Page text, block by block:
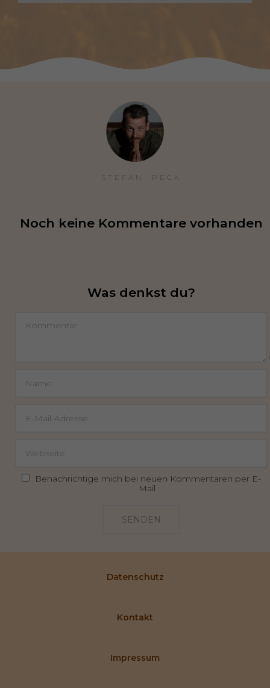
STEFAN  PECK
Noch keine Kommentare vorhanden
Was denkst du?
Benachrichtige mich bei neuen Kommentaren per E-
Mail
SENDEN
Datenschutz
Kontakt
Impressum